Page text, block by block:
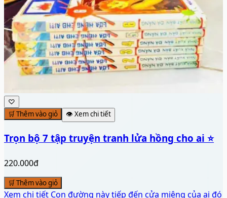
♡
🛒 Thêm vào giỏ
👁️ Xem chi tiết
Trọn bộ 7 tập truyện tranh lửa hồng cho ai ⭐
220.000đ
🛒 Thêm vào giỏ
Xem chi tiết Con đường này tiếp đến cửa miệng của ai đó